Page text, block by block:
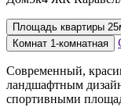
Площадь квартиры
Комнат 1-комнатная
Современный,
ландшафтным
спортивными